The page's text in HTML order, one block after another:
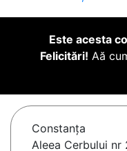
Este acesta
Felicitări! Aă
Constanţa
Aleea Cerbului nr